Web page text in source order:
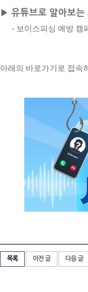
▶ 유튜브로 알아보는
- 보이스피싱 예방 캠
아래의 바로가기로 접속
목록 이전 글 다음 글